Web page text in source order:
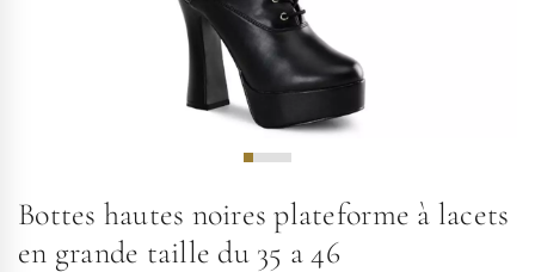
Bottes hautes noires plateforme à lacets
en grande taille du 35 a 46